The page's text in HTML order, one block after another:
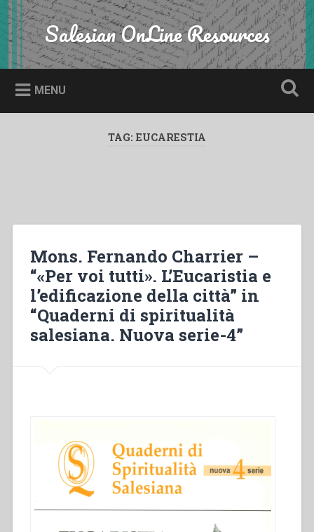
Skip
to
content
Search Salesian OnLine Resources
MENU
TAG: EUCARESTIA
Mons. Fernando Charrier –
“«Per voi tutti». L’Eucaristia e
l’edificazione della città” in
“Quaderni di spiritualità
salesiana. Nuova serie-4”